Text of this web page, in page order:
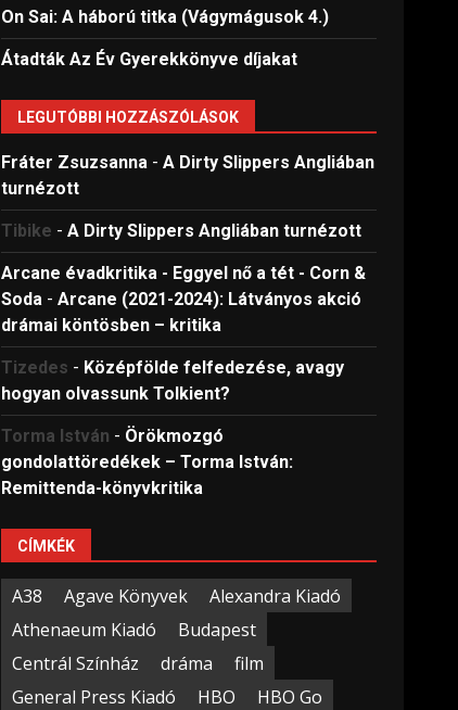
On Sai: A ​háború titka (Vágymágusok 4.)
Átadták Az Év Gyerekkönyve díjakat
LEGUTÓBBI HOZZÁSZÓLÁSOK
Fráter Zsuzsanna -A Dirty Slippers Angliában
turnézott
Tibike -A Dirty Slippers Angliában turnézott
Arcane évadkritika - Eggyel nő a tét - Corn &
Soda -Arcane (2021-2024): Látványos akció
drámai köntösben – kritika
Tizedes - Középfölde felfedezése, avagy
hogyan olvassunk Tolkient?
Torma István - Örökmozgó
gondolattöredékek – Torma István:
Remittenda-könyvkritika
CÍMKÉK
A38 Agave Könyvek
Alexandra Kiadó
Athenaeum Kiadó
Budapest
Centrál Színház
dráma
film
General Press Kiadó
HBO
HBO Go